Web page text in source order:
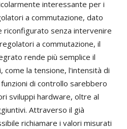
interessante per i
a commutazione, dato
riconfigurato senza intervenire
a commutazione, il
rende più semplice il
la tensione, l'intensità di
di controllo sarebbero
sviluppi hardware, oltre al
Attraverso il già
richiamare i valori misurati